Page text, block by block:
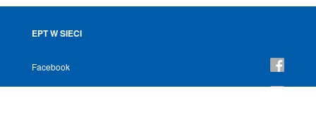
EPT W SIECI
Facebook